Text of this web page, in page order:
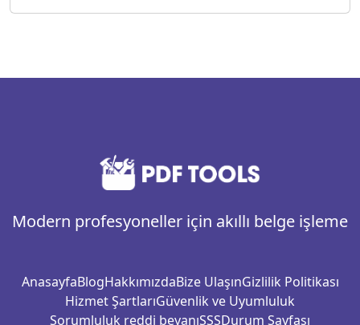
Modern profesyoneller için akıllı belge işleme
AnasayfaBlogHakkımızdaBize UlaşınGizlilik Politikası
Hizmet ŞartlarıGüvenlik ve Uyumluluk
Sorumluluk reddi beyanıSSSDurum Sayfası